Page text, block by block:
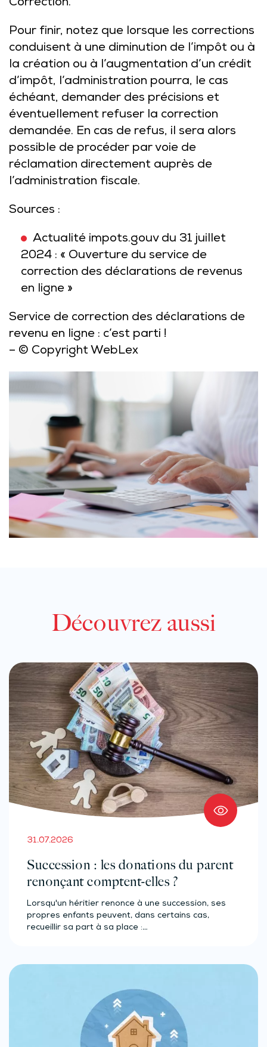
Correction.
Pour finir, notez que lorsque les corrections
conduisent à une diminution de l’impôt ou à
la création ou à l’augmentation d’un crédit
d’impôt, l’administration pourra, le cas
échéant, demander des précisions et
éventuellement refuser la correction
demandée. En cas de refus, il sera alors
possible de procéder par voie de
réclamation directement auprès de
l’administration fiscale.
Sources :
Actualité impots.gouv du 31 juillet
2024 : « Ouverture du service de
correction des déclarations de revenus
en ligne »
Service de correction des déclarations de
revenu en ligne : c’est parti !
– © Copyright WebLex
Découvrez aussi
31.07.2026
Succession : les donations du parent
renonçant comptent-elles ?
Lorsqu'un héritier renonce à une succession, ses
propres enfants peuvent, dans certains cas,
recueillir sa part à sa place :…